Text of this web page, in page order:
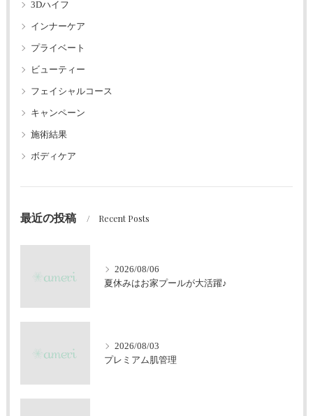
3Dハイフ
インナーケア
プライベート
ビューティー
フェイシャルコース
キャンペーン
施術結果
ボディケア
最近の投稿 Recent Posts
2026/08/06
夏休みはお家プールが大活躍♪
2026/08/03
プレミアム肌管理